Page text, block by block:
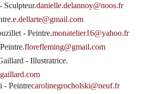
Sculpteur.danielle.delannoy@noos.fr
e.dellarte@gmail.com
- Peintre.monatelier16@yahoo.fr
florefleming@gmail.com
- Illustratrice.
- Peintrecarolinegrocholski@neuf.fr